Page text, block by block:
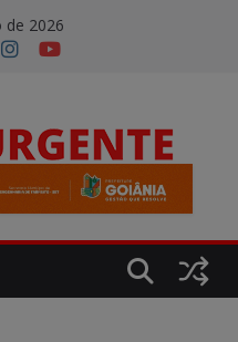
de 2026
modal-check